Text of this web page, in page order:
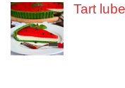
Tart